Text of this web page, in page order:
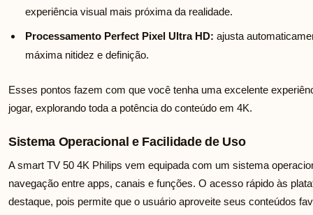
experiência visual mais próxima da realidade.
Processamento Perfect Pixel Ultra HD: ajusta
máxima nitidez e definição.
Esses pontos fazem com que você tenha uma excelente
jogar, explorando toda a potência do conteúdo em 4K.
Sistema Operacional e Facilidade de Uso
A smart TV 50 4K Philips vem equipada com um sistema
navegação entre apps, canais e funções. O acesso rápido às
destaque, pois permite que o usuário aproveite seus conteúdos